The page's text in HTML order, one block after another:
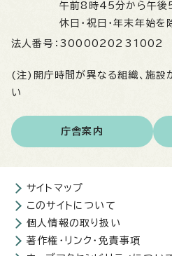
午前8時45分から午後
休日・祝日・年末年始を
法人番号： 3000020231002
(注)開庁時間が異なる組織、施設
い
庁舎案内
サイトマップ
このサイトについて
個人情報の取り扱い
著作権・リンク・免責事項